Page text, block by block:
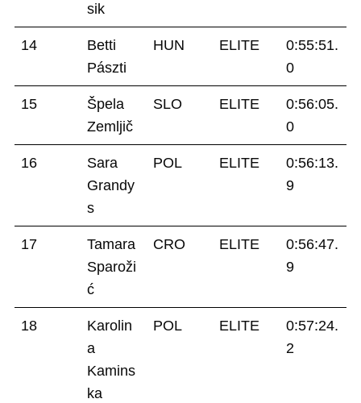
sik
14
Betti
Pászti
HUN ELITE
0:55:51.
0
15
Špela
Zemljič
SLO ELITE
0:56:05.
0
16
Sara
Grandy
s
POL ELITE
0:56:13.
9
17
Tamara
Sparoži
ć
CRO ELITE
0:56:47.
9
18
Karolin
a
Kamins
ka
POL ELITE
0:57:24.
2